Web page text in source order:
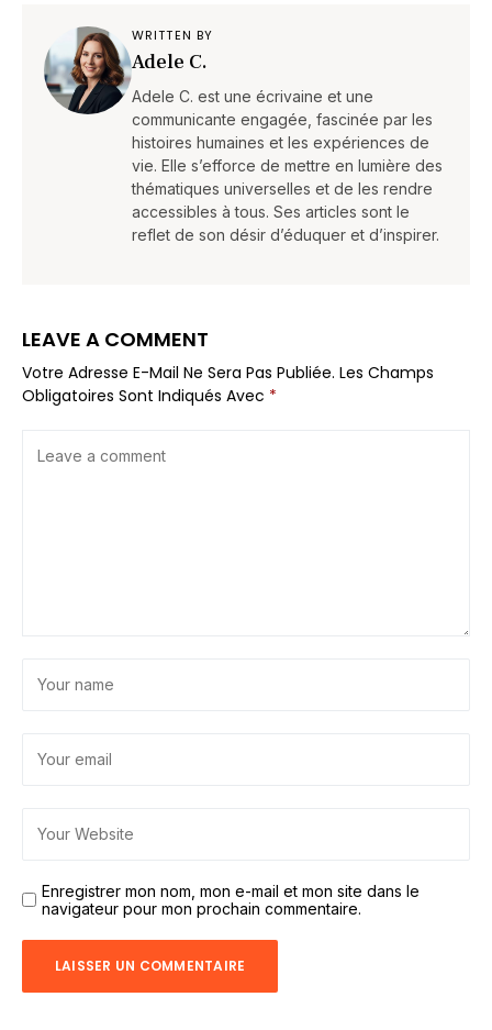
WRITTEN BY
Adele C.
Adele C. est une écrivaine et une
communicante engagée, fascinée par les
histoires humaines et les expériences de
vie. Elle s’efforce de mettre en lumière des
thématiques universelles et de les rendre
accessibles à tous. Ses articles sont le
reflet de son désir d’éduquer et d’inspirer.
LEAVE A COMMENT
Votre Adresse E-Mail Ne Sera Pas Publiée. Les Champs
Obligatoires Sont Indiqués Avec *
Enregistrer mon nom, mon e-mail et mon site dans le
navigateur pour mon prochain commentaire.